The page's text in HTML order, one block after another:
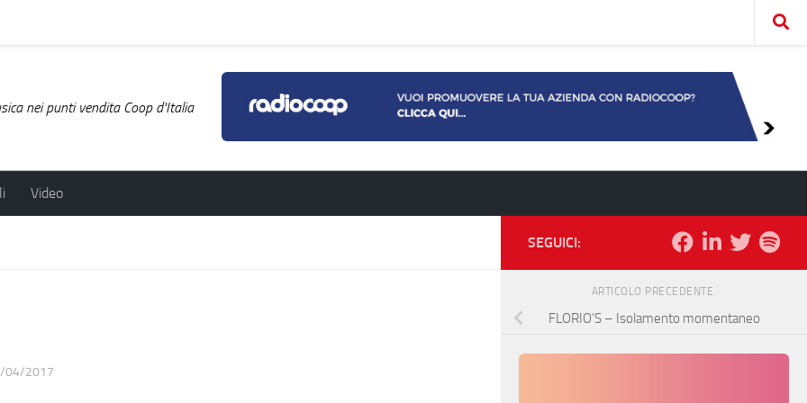
nei punti vendita Coop d'Italia
Video
04/2017
SEGUICI:
ARTICOLO PRECEDENTE
FLORIO’S – Isolamento momentaneo